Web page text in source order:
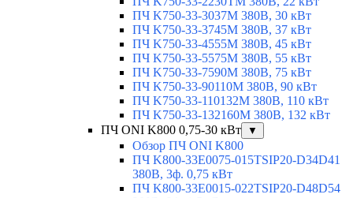
ПЧ K750-33-3037M 380В, 30 кВт
ПЧ K750-33-3745M 380В, 37 кВт
ПЧ K750-33-4555M 380В, 45 кВт
ПЧ K750-33-5575M 380В, 55 кВт
ПЧ K750-33-7590M 380В, 75 кВт
ПЧ K750-33-90110M 380В, 90 кВт
ПЧ K750-33-110132M 380В, 110 кВт
ПЧ K750-33-132160M 380В, 132 кВт
ПЧ ONI K800 0,75-30 кВт
▼
Обзор ПЧ ONI K800
ПЧ K800-33E0075-015TSIP20-D34D41
380В, 3ф. 0,75 кВт
ПЧ K800-33E0015-022TSIP20-D48D54